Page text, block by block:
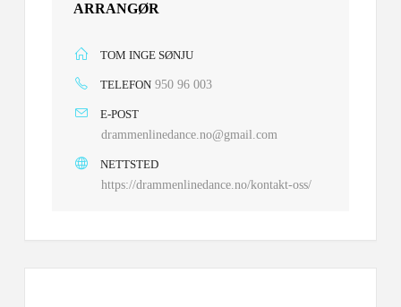
ARRANGØR
TOM INGE SØNJU
TELEFON 950 96 003
E-POST
drammenlinedance.no@gmail.com
NETTSTED
https://drammenlinedance.no/kontakt-oss/